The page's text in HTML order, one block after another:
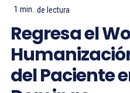
1 min. de lectura
Regresa el
del Paciente